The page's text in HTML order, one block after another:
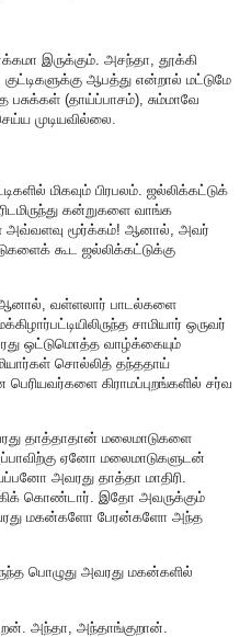
இருக்கும். அசந்தா, தூக்கி
ஆபத்து என்றால் மட்டுமே
பசுக்கள் (தாய்ப்பாசம்), சும்மாவே
முடியவில்லை.
மிகவும் பிரபலம். ஜல்லிக்கட்டுக்
கன்றுகளை வாங்க
அவ்வளவு மூர்க்கம்! ஆனால், அவர்
கூட ஜல்லிக்கட்டுக்கு
ஆனால், வள்ளலார் பாடல்களை
சாமியார் ஒருவர்
ஒட்டுமொத்த வாழ்க்கையும்
சொல்லித் தந்ததாய்
கிராமப்புறங்களில் சர்வ
தாத்தாதான் மலைமாடுகளை
ஏனோ மலைமாடுகளுடன்
அவரது தாத்தா மாதிரி.
கொண்டார். இதோ அவருக்கும்
மகன்களோ பேரன்களோ அந்த
பொழுது அவரது மகன்களில்
அந்தா, அந்தாங்குறான்.